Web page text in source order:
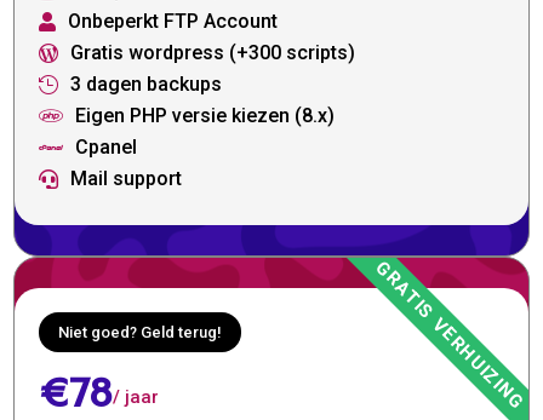
 Onbeperkt FTP Account
 Gratis wordpress (+300 scripts)
 3 dagen backups
 Eigen PHP versie kiezen (8.x)
 Cpanel
 Mail support
Niet goed? Geld terug!
€78/ jaar